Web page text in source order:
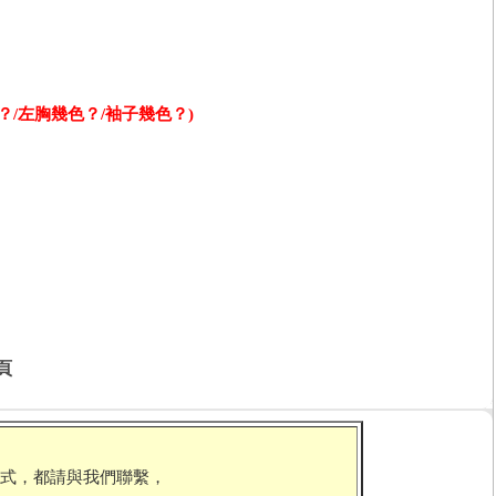
/左胸幾色？/袖子幾色？)
，都請與我們聯繫，